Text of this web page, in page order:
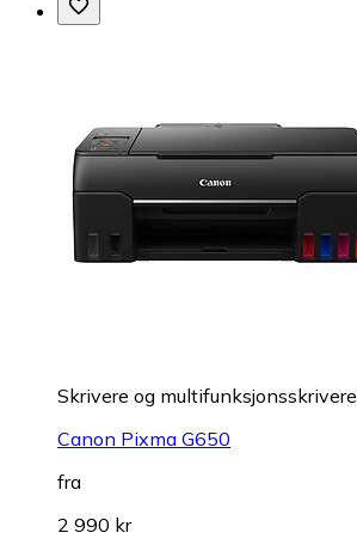
Skrivere og multifunksjonsskrivere
Canon Pixma G650
fra
2 990 kr